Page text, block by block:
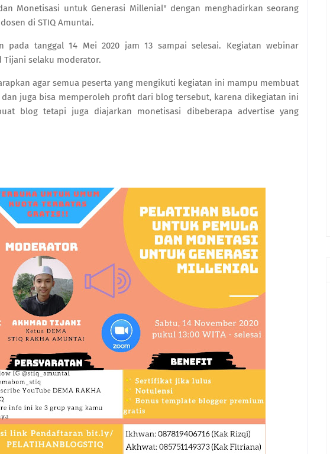
Monetisasi untuk Generasi Millenial" dengan menghadirkan seorang
di STIQ Amuntai.
pada tanggal 14 Mei 2020 jam 13 sampai selesai. Kegiatan webinar
Tijani selaku moderator.
agar semua peserta yang mengikuti kegiatan ini mampu membuat
juga bisa memperoleh profit dari blog tersebut, karena dikegiatan ini
blog tetapi juga diajarkan monetisasi dibeberapa advertise yang